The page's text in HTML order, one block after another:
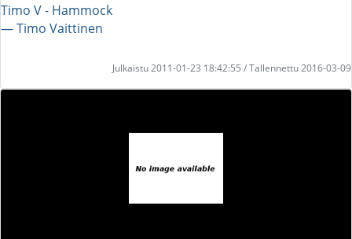
Timo V - Hammock
― Timo Vaittinen
Julkaistu 2011-01-23 18:42:55 / Tallennettu 2016-03-09